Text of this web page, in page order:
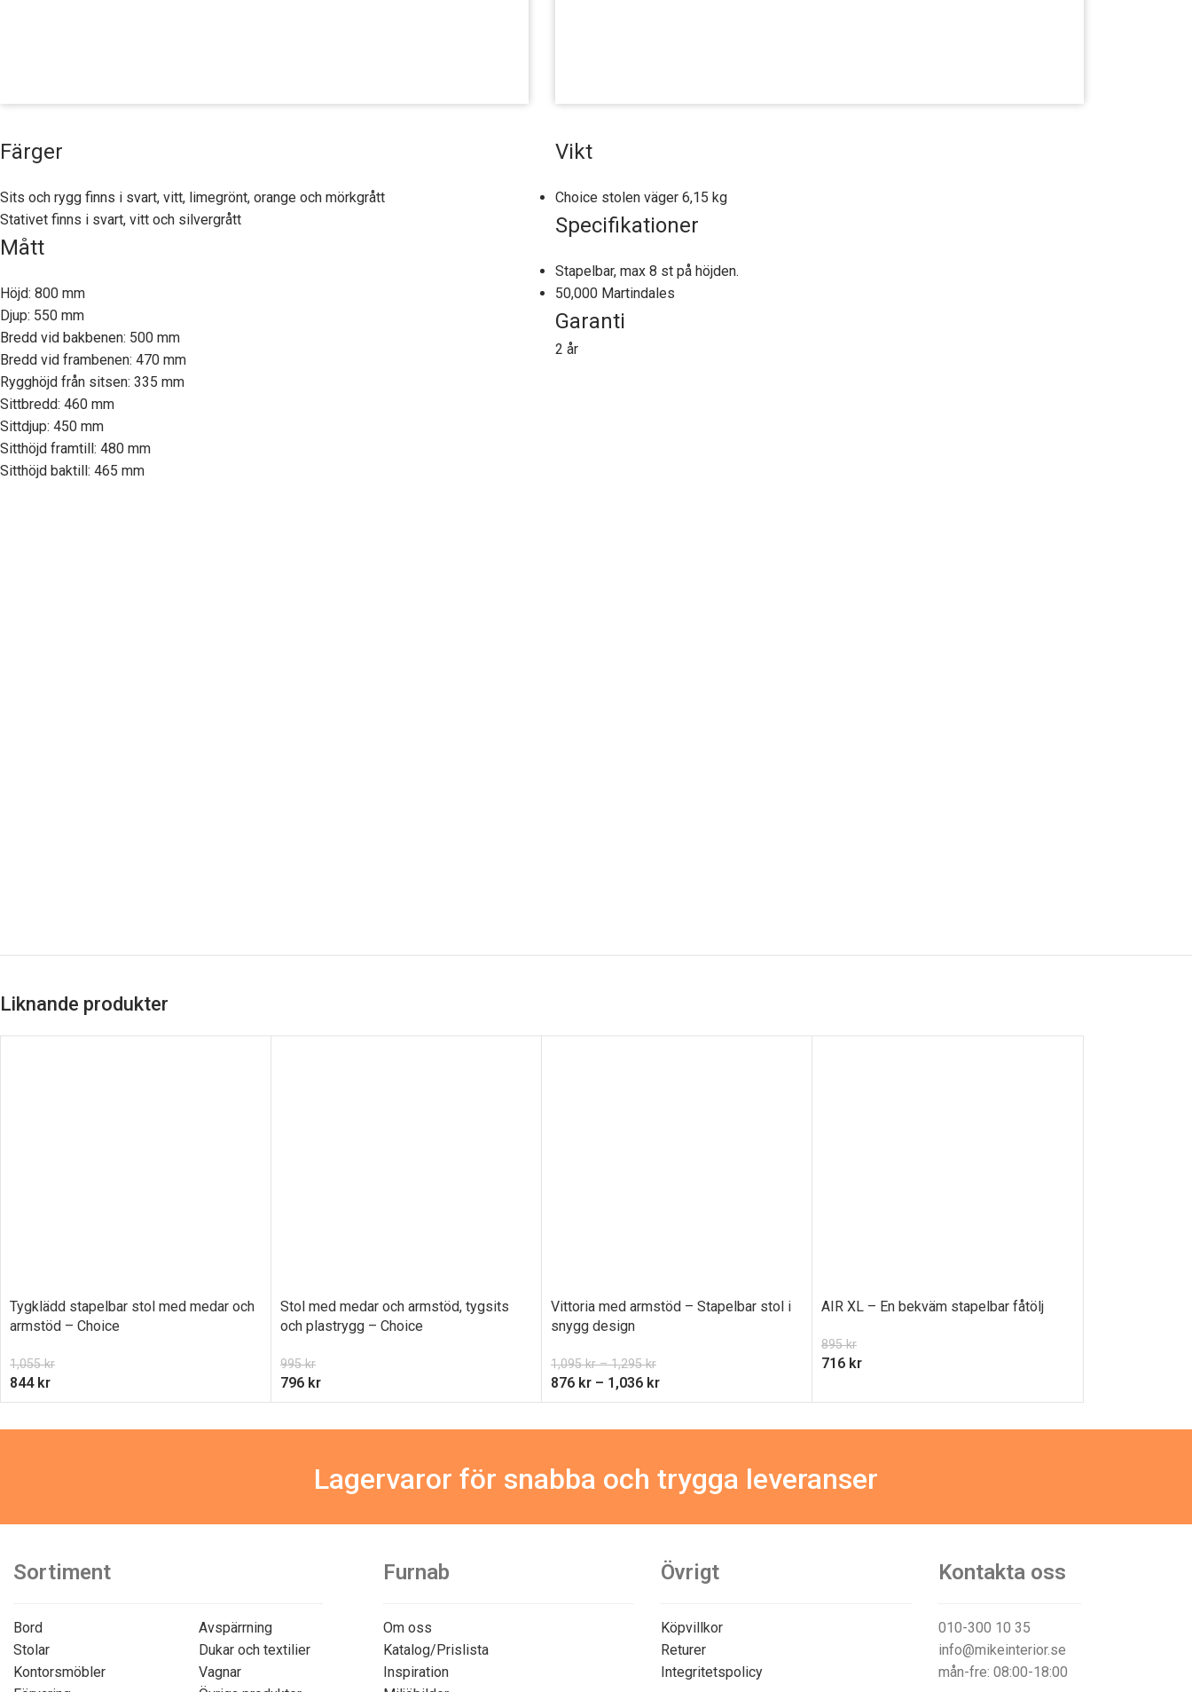
Färger
Sits och rygg finns i svart, vitt, limegrönt, orange och mörkgrått
Stativet finns i svart, vitt och silvergrått
Mått
Höjd: 800 mm
Djup: 550 mm
Bredd vid bakbenen: 500 mm
Bredd vid frambenen: 470 mm
Rygghöjd från sitsen: 335 mm
Sittbredd: 460 mm
Sittdjup: 450 mm
Sitthöjd framtill: 480 mm
Sitthöjd baktill: 465 mm
Vikt
Choice stolen väger 6,15 kg
Specifikationer
Stapelbar, max 8 st på höjden.
50,000 Martindales
Garanti
2 år
Liknande produkter
Tygklädd stapelbar stol med medar och
armstöd – Choice
1,055kr
844 kr
Stol med medar och armstöd, tygsits
och plastrygg – Choice
995kr
796 kr
Vittoria med armstöd – Stapelbar stol i
snygg design
1,095kr – 1,295kr
876 kr – 1,036 kr
AIR XL – En bekväm stapelbar fåtölj
895kr
716 kr
Lagervaror för snabba och trygga leveranser
Sortiment
Bord
Stolar
Kontorsmöbler
Avspärrning
Dukar och textilier
Vagnar
Furnab
Om oss
Katalog/Prislista
Inspiration
Övrigt
Köpvillkor
Returer
Integritetspolicy
Kontakta oss
010-300 10 35
info@mikeinterior.se
mån-fre: 08:00-18:00